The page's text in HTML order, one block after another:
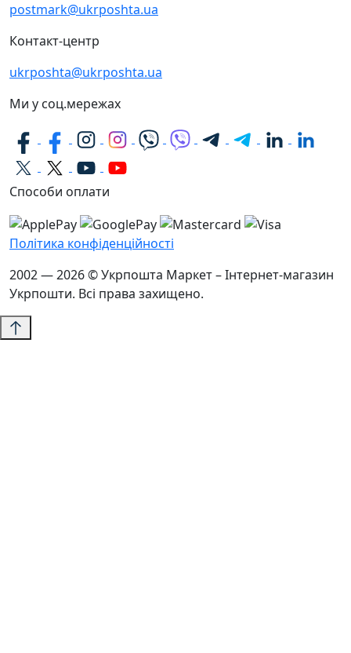
postmark@ukrposhta.ua
Контакт-центр
ukrposhta@ukrposhta.ua
Ми у соц.мережах
Способи оплати
Політика конфіденційності
2002 — 2026 © Укрпошта Маркет – Інтернет-магазин
Укрпошти. Всі права захищено.